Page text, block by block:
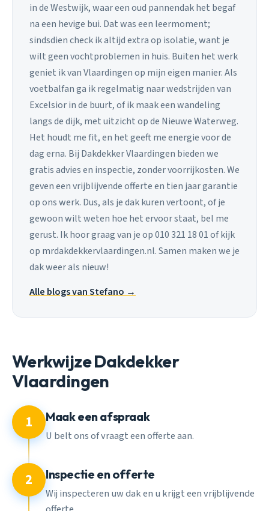
in de Westwijk, waar een oud pannendak het begaf
na een hevige bui. Dat was een leermoment;
sindsdien check ik altijd extra op isolatie, want je
wilt geen vochtproblemen in huis. Buiten het werk
geniet ik van Vlaardingen op mijn eigen manier. Als
voetbalfan ga ik regelmatig naar wedstrijden van
Excelsior in de buurt, of ik maak een wandeling
langs de dijk, met uitzicht op de Nieuwe Waterweg.
Het houdt me fit, en het geeft me energie voor de
dag erna. Bij Dakdekker Vlaardingen bieden we
gratis advies en inspectie, zonder voorrijkosten. We
geven een vrijblijvende offerte en tien jaar garantie
op ons werk. Dus, als je dak kuren vertoont, of je
gewoon wilt weten hoe het ervoor staat, bel me
gerust. Ik hoor graag van je op 010 321 18 01 of kijk
op mrdakdekkervlaardingen.nl. Samen maken we je
dak weer als nieuw!
Alle blogs van Stefano →
Werkwijze Dakdekker
Vlaardingen
1 Maak een afspraak
U belt ons of vraagt een offerte aan.
2 Inspectie en offerte
Wij inspecteren uw dak en u krijgt een vrijblijvende